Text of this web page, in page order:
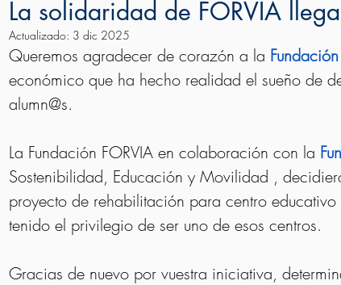
La solidaridad de FORVIA
Actualizado: 3 dic 2025
Queremos agradecer de corazón a la
económico que ha hecho realidad el sueño de
alumn@s.
La Fundación FORVIA en colaboración con la
Sostenibilidad, Educación y Movilidad ,
proyecto de rehabilitación para centro
tenido el privilegio de ser uno de esos centros.
Gracias de nuevo por vuestra iniciativa,